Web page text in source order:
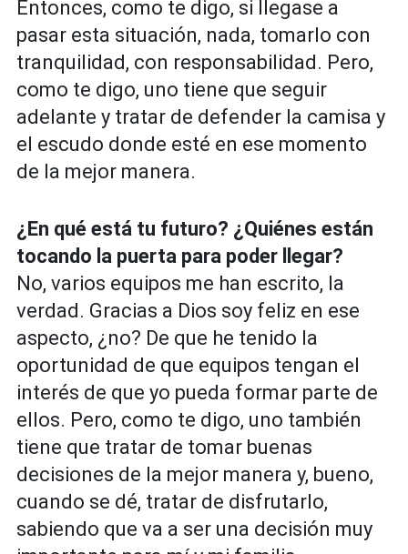
Entonces, como te digo, si llegase a
pasar esta situación, nada, tomarlo con
tranquilidad, con responsabilidad. Pero,
como te digo, uno tiene que seguir
adelante y tratar de defender la camisa y
el escudo donde esté en ese momento
de la mejor manera.
¿En qué está tu futuro? ¿Quiénes están
tocando la puerta para poder llegar?
No, varios equipos me han escrito, la
verdad. Gracias a Dios soy feliz en ese
aspecto, ¿no? De que he tenido la
oportunidad de que equipos tengan el
interés de que yo pueda formar parte de
ellos. Pero, como te digo, uno también
tiene que tratar de tomar buenas
decisiones de la mejor manera y, bueno,
cuando se dé, tratar de disfrutarlo,
sabiendo que va a ser una decisión muy